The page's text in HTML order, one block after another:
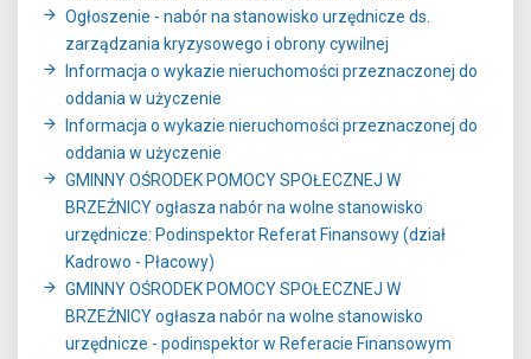
Ogłoszenie - nabór na stanowisko urzędnicze ds.
zarządzania kryzysowego i obrony cywilnej
Informacja o wykazie nieruchomości przeznaczonej do
oddania w użyczenie
Informacja o wykazie nieruchomości przeznaczonej do
oddania w użyczenie
GMINNY OŚRODEK POMOCY SPOŁECZNEJ W
BRZEŹNICY ogłasza nabór na wolne stanowisko
urzędnicze: Podinspektor Referat Finansowy (dział
Kadrowo - Płacowy)
GMINNY OŚRODEK POMOCY SPOŁECZNEJ W
BRZEŹNICY ogłasza nabór na wolne stanowisko
urzędnicze - podinspektor w Referacie Finansowym